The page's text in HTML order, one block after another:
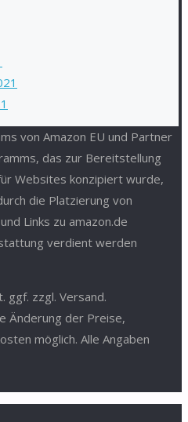
von Amazon EU und Partner
das zur Bereitstellung
Websites konzipiert wurde,
die Platzierung von
Links zu amazon.de
verdient werden
ggf. zzgl. Versand.
Änderung der Preise,
möglich. Alle Angaben